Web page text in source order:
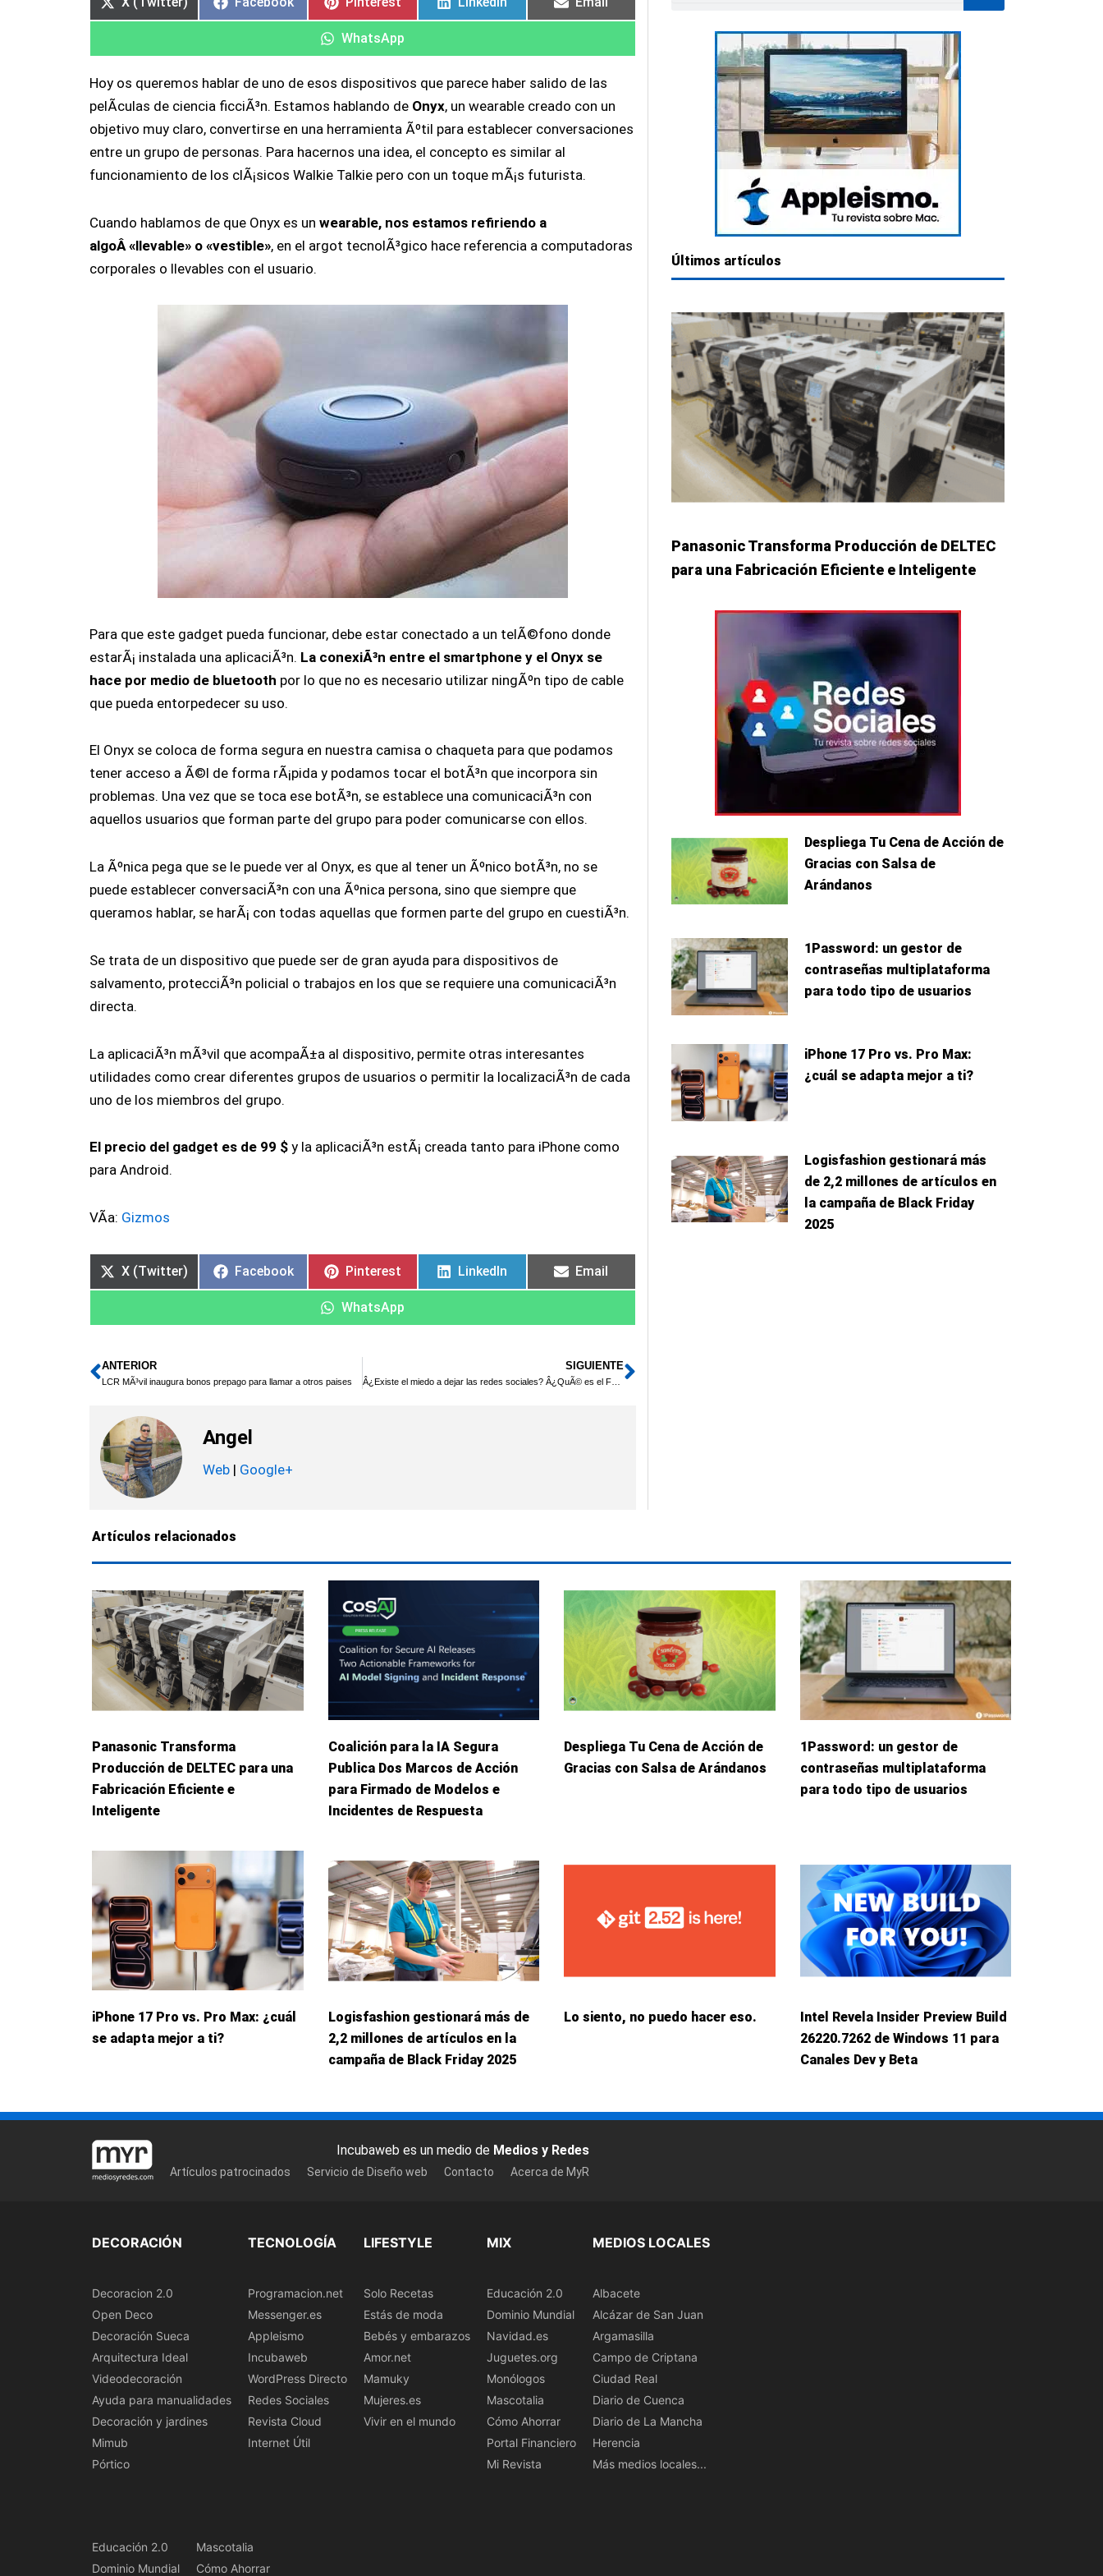
WhatsApp
Hoy os queremos hablar de uno de esos dispositivos que parece haber salido de las
pelÃ­culas de ciencia ficciÃ³n. Estamos hablando de Onyx, un wearable creado con un
objetivo muy claro, convertirse en una herramienta Ãºtil para establecer conversaciones
entre un grupo de personas. Para hacernos una idea, el concepto es similar al
funcionamiento de los clÃ¡sicos Walkie Talkie pero con un toque mÃ¡s futurista.
Cuando hablamos de que Onyx es un wearable, nos estamos refiriendo a
algoÂ «llevable» o «vestible», en el argot tecnolÃ³gico hace referencia a computadoras
corporales o llevables con el usuario.
Para que este gadget pueda funcionar, debe estar conectado a un telÃ©fono donde
estarÃ¡ instalada una aplicaciÃ³n. La conexiÃ³n entre el smartphone y el Onyx se
hace por medio de bluetooth por lo que no es necesario utilizar ningÃºn tipo de cable
que pueda entorpedecer su uso.
El Onyx se coloca de forma segura en nuestra camisa o chaqueta para que podamos
tener acceso a Ã©l de forma rÃ¡pida y podamos tocar el botÃ³n que incorpora sin
problemas. Una vez que se toca ese botÃ³n, se establece una comunicaciÃ³n con
aquellos usuarios que forman parte del grupo para poder comunicarse con ellos.
La Ãºnica pega que se le puede ver al Onyx, es que al tener un Ãºnico botÃ³n, no se
puede establecer conversaciÃ³n con una Ãºnica persona, sino que siempre que
queramos hablar, se harÃ¡ con todas aquellas que formen parte del grupo en cuestiÃ³n.
Se trata de un dispositivo que puede ser de gran ayuda para dispositivos de
salvamento, protecciÃ³n policial o trabajos en los que se requiere una comunicaciÃ³n
directa.
La aplicaciÃ³n mÃ³vil que acompaÃ±a al dispositivo, permite otras interesantes
utilidades como crear diferentes grupos de usuarios o permitir la localizaciÃ³n de cada
uno de los miembros del grupo.
El precio del gadget es de 99 $y la aplicaciÃ³n estÃ¡ creada tanto para iPhone como
para Android.
VÃ­a: Gizmos
X (Twitter) Facebook Pinterest LinkedIn Email
WhatsApp
Ant
ANTERIOR
LCR MÃ³vil inaugura bonos prepago para llamar a otros paises
SIGUIENTESiguiente
Angel
Web | Google+
Últimos artículos
Panasonic Transforma Producción de DELTEC
para una Fabricación Eficiente e Inteligente
Despliega Tu Cena de Acción de
Gracias con Salsa de
Arándanos
1Password: un gestor de
contraseñas multiplataforma
para todo tipo de usuarios
iPhone 17 Pro vs. Pro Max:
¿cuál se adapta mejor a ti?
Logisfashion gestionará más
de 2,2 millones de artículos en
la campaña de Black Friday
2025
Artículos relacionados
Panasonic Transforma
Producción de DELTEC para una
Fabricación Eficiente e
Inteligente
Coalición para la IA Segura
Publica Dos Marcos de Acción
para Firmado de Modelos e
Incidentes de Respuesta
Despliega Tu Cena de Acción de
Gracias con Salsa de Arándanos
1Password: un gestor de
contraseñas multiplataforma
para todo tipo de usuarios
iPhone 17 Pro vs. Pro Max: ¿cuál
se adapta mejor a ti?
Logisfashion gestionará más de
2,2 millones de artículos en la
campaña de Black Friday 2025
Lo siento, no puedo hacer eso.
Intel Revela Insider Preview Build
26220.7262 de Windows 11 para
Canales Dev y Beta
Incubaweb es un medio de Medios y Redes
Artículos patrocinados Servicio de Diseño web Contacto Acerca de MyR
DECORACIÓN
Decoracion 2.0
Open Deco
Decoración Sueca
Arquitectura Ideal
Videodecoración
Ayuda para manualidades
Decoración y jardines
Mimub
Pórtico
TECNOLOGÍA
Programacion.net
Messenger.es
Appleismo
Incubaweb
WordPress Directo
Redes Sociales
Revista Cloud
Internet Útil
LIFESTYLE
Solo Recetas
Estás de moda
Bebés y embarazos
Amor.net
Mamuky
Mujeres.es
Vivir en el mundo
MIX
Educación 2.0
Dominio Mundial
Navidad.es
Juguetes.org
Monólogos
Mascotalia
Cómo Ahorrar
Portal Financiero
Mi Revista
MEDIOS LOCALES
Albacete
Alcázar de San Juan
Argamasilla
Campo de Criptana
Ciudad Real
Diario de Cuenca
Diario de La Mancha
Herencia
Más medios locales...
Educación 2.0
Dominio Mundial
Mascotalia
Cómo Ahorrar